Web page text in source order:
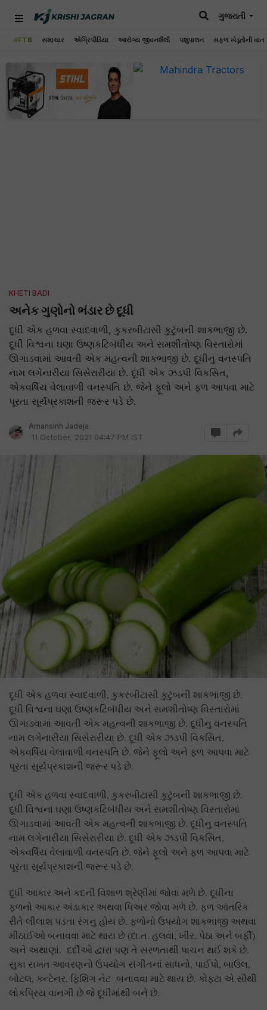
#FTB સમાચાર એગ્રિપીડિયા આરોગ્ય જીવનશૈલી પશુપાલન સફળ ખેડૂતોની વાત
ગુજરાતી
KHETI BADI
અનેક ગુણોનો ભંડાર છે દૂધી
દૂધી એક હળવા સ્વાદવાળી, કુકરબીટાસી કુટુંબની શાકભાજી છે.
દૂધી વિશ્વના ઘણા ઉષ્ણકટિબંધીય અને સમશીતોષ્ણ વિસ્તારોમાં
ઊગાડવામાં આવતી એક મહત્વની શાકભાજી છે. દૂધીનુ વનસ્પતિ
નામ લગેનારીયા સિસેરારીયા છે. દૂધી એક ઝડપી વિકસિત,
એકવર્ષિય વેલાવાળી વનસ્પતિ છે. જેને ફૂલો અને ફળ આપવા માટે
પૂરતા સૂર્યપ્રકાશની જરૂર પડે છે.
Amansinh Jadeja
11 October, 2021 04:47 PM IST
દૂધી એક હળવા સ્વાદવાળી, કુકરબીટાસી કુટુંબની શાકભાજી છે.
દૂધી વિશ્વના ઘણા ઉષ્ણકટિબંધીય અને સમશીતોષ્ણ વિસ્તારોમાં
ઊગાડવામાં આવતી એક મહત્વની શાકભાજી છે. દૂધીનુ વનસ્પતિ
નામ લગેનારીયા સિસેરારીયા છે. દૂધી એક ઝડપી વિકસિત,
એકવર્ષિય વેલાવાળી વનસ્પતિ છે. જેને ફૂલો અને ફળ આપવા માટે
પૂરતા સૂર્યપ્રકાશની જરૂર પડે છે.
દૂધી એક હળવા સ્વાદવાળી, કુકરબીટાસી કુટુંબની શાકભાજી છે.
દૂધી વિશ્વના ઘણા ઉષ્ણકટિબંધીય અને સમશીતોષ્ણ વિસ્તારોમાં
ઊગાડવામાં આવતી એક મહત્વની શાકભાજી છે. દૂધીનુ વનસ્પતિ
નામ લગેનારીયા સિસેરારીયા છે. દૂધી એક ઝડપી વિકસિત,
એકવર્ષિય વેલાવાળી વનસ્પતિ છે. જેને ફૂલો અને ફળ આપવા માટે
પૂરતા સૂર્યપ્રકાશની જરૂર પડે છે.
દૂધી આકાર અને કદની વિશાળ શ્રેણીમાં જોવા મળે છે. દૂધીના
ફળનો આકાર અંડાકાર અથવા પિઅર જોવા મળે છે. ફળ આંતરિક
રીતે લીલાશ પડતા રંગનુ હોય છે. ફળોનો ઉપયોગ શાકભાજી અથવા
મીઠાઈઓ બનાવવા માટે થાય છે (દા.ત. હલવા, ખીર, પેઠા અને બર્ફી)
અને અથાણાં. દર્દીઓ દ્વારા પણ તે સરળતાથી પાચન થઈ શકે છે.
સુકા સખત આવરણનો ઉપયોગ સંગીતનાં સાધનો, પાઈપો, બાઉલ,
બોટલ, કન્ટેનર, ફિશિંગ નેટ બનાવવા માટે થાય છે. કોફ્ટા એ સૌથી
લોકપ્રિય વાનગી છે જે દૂધીમાંથી બને છે.